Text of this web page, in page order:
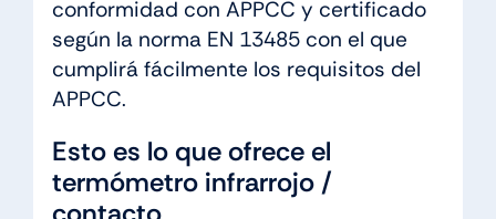
conformidad con APPCC y certificado
según la norma EN 13485 con el que
cumplirá fácilmente los requisitos del
APPCC.
Esto es lo que ofrece el
termómetro infrarrojo /